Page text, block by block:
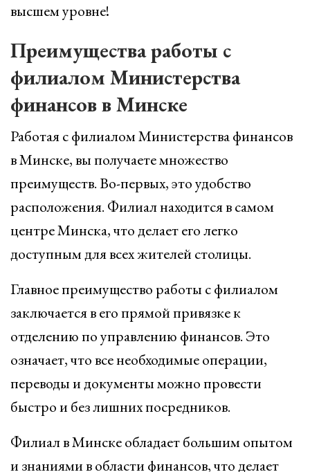
высшем уровне!
Преимущества работы с
филиалом Министерства
финансов в Минске
Работая с филиалом Министерства финансов
в Минске, вы получаете множество
преимуществ. Во-первых, это удобство
расположения. Филиал находится в самом
центре Минска, что делает его легко
доступным для всех жителей столицы.
Главное преимущество работы с филиалом
заключается в его прямой привязке к
отделению по управлению финансов. Это
означает, что все необходимые операции,
переводы и документы можно провести
быстро и без лишних посредников.
Филиал в Минске обладает большим опытом
и знаниями в области финансов, что делает